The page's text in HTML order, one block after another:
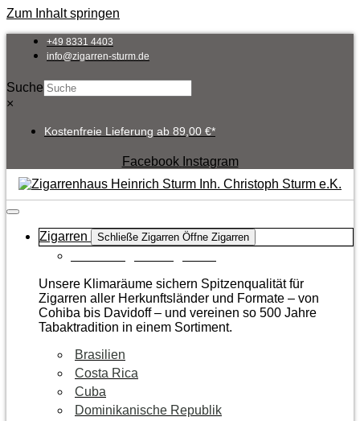
Zum Inhalt springen
+49 8331 4403
info@zigarren-sturm.de
Suche
×
Kostenfreie Lieferung ab 89,00 €*
Facebook Instagram
Zigarren Schließe Zigarren Öffne Zigarren
Unsere Klimaräume sichern Spitzenqualität für
Zigarren aller Herkunftsländer und Formate – von
Cohiba bis Davidoff – und vereinen so 500 Jahre
Tabaktradition in einem Sortiment.
Brasilien
Costa Rica
Cuba
Dominikanische Republik